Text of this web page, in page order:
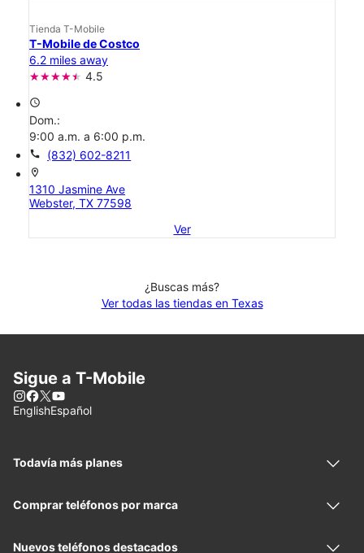
Tienda T-Mobile
T-Mobile de Costco
6.2 miles away
4.5
access_time
Dom.:
9:00 a.m. a 6:00 p.m.
call (832) 602-8211
location_on
1310 Jasmine Ave
Webster, TX 77598
Ver
¿Buscas más?
Ver todas las tiendas en Texas